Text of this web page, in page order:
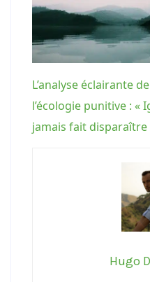
L’analyse éclairante
l’écologie punitive : «
jamais fait disparaître
Hugo